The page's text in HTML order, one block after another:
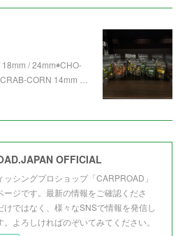
/ 24mm◉CHO-
CORN 14mm …
OFFICIAL
ッシングプロショップ「CARPROAD」
ージです。最新の情報をご確認くださ
けではなく、様々なSNSで情報を発信し
。よろしければのぞいてみてください。